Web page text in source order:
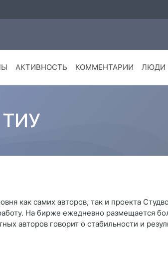
АКТИВНОСТЬ КОММЕНТАРИИ ЛЮДИ
ТИУ
как самих авторов, так и проекта
На бирже ежедневно размещается
авторов говорит о стабильности и